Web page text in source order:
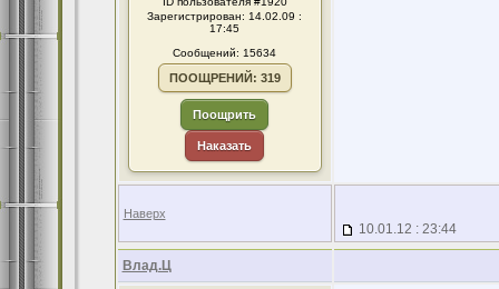
Зарегистрирован: 14.02.09 :
17:45
Сообщений: 15634
ПООЩРЕНИЙ: 319
Поощрить
Наказать
Наверх
10.01.12 : 23:44
Влад.Ц